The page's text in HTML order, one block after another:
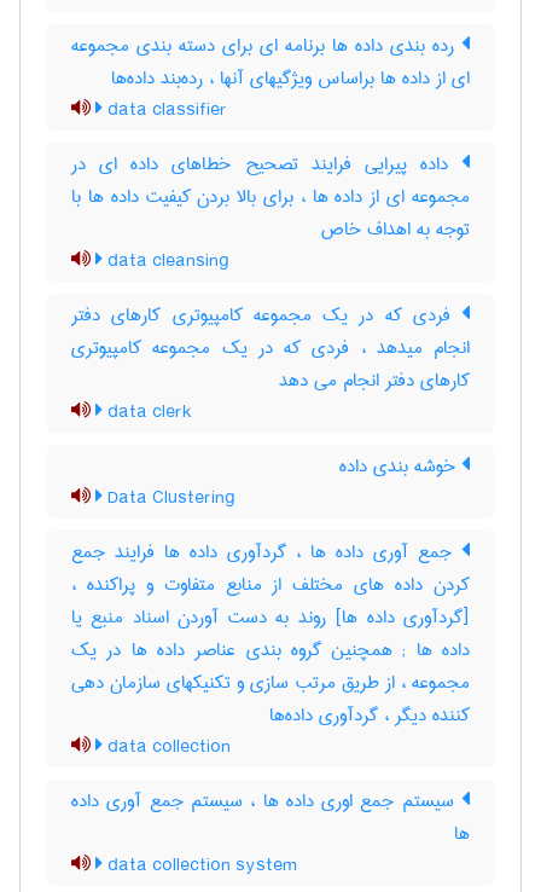
رده بندی داده ها برنامه ای برای دسته بندی مجموعه
ای از داده ها براساس ویژگیهای آنها ، رده‌بند داده‌ها
data classifier
داده پیرایی فرایند تصحیح خطاهای داده ای در
مجموعه ای از داده ها ، برای بالا بردن کیفیت داده ها با
توجه به اهداف خاص
data cleansing
فردی که در یک مجموعه کامپیوتری کارهای دفتر
انجام میدهد ، فردی که در یک مجموعه کامپیوتری
کارهای دفتر انجام می دهد
data clerk
خوشه بندی داده
Data Clustering
جمع آوری داده ها ، گردآوری داده ها فرایند جمع
کردن داده های مختلف از منابع متفاوت و پراکنده ،
[گردآوری داده ها] روند به دست آوردن اسناد منبع یا
داده ها‎ ; همچنین گروه بندی عناصر داده ها در یک
مجموعه ، از طریق مرتب سازی و تکنیکهای سازمان دهی
کننده دیگر ، گردآوری داده‌ها
data collection
سیستم جمع اوری داده ها ، سیستم جمع آوری داده
ها
data collection system